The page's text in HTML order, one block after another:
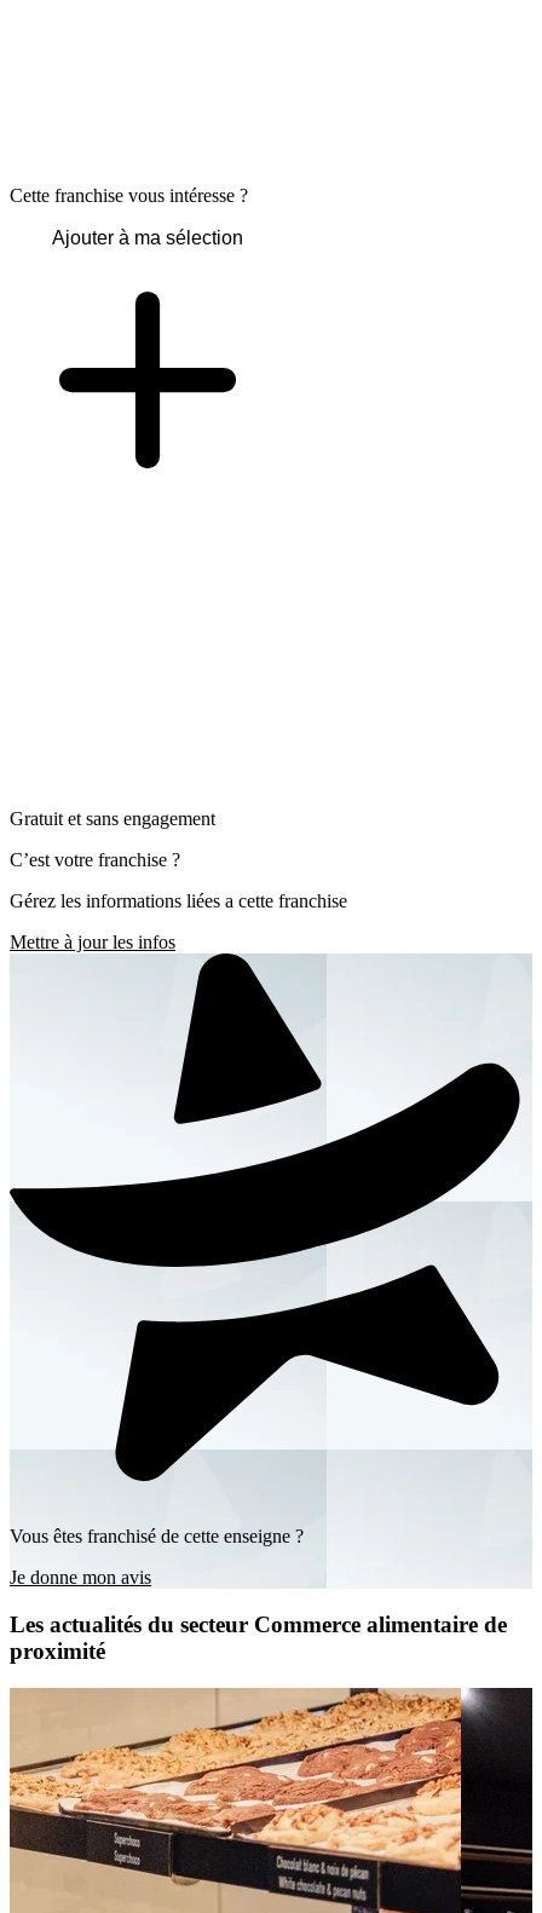
Cette franchise vous intéresse ?
Ajouter à ma sélection
Gratuit et sans engagement
C’est votre franchise ?
Gérez les informations liées a cette franchise
Mettre à jour les infos
Vous êtes franchisé de cette enseigne ?
Je donne mon avis
Les actualités du secteur Commerce alimentaire de
proximité